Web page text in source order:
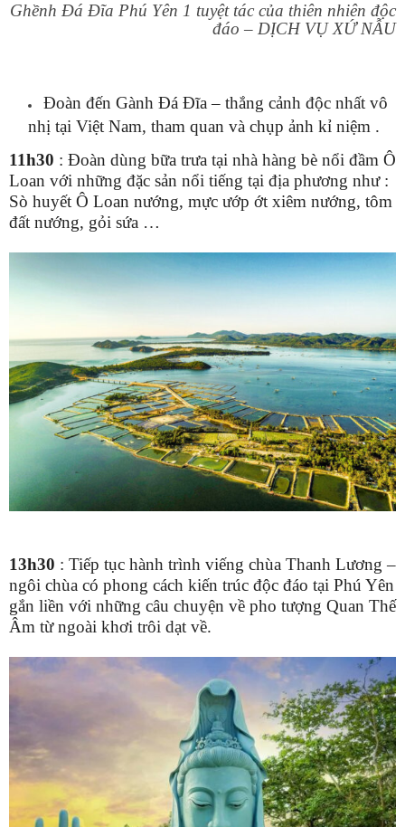
Ghềnh Đá Đĩa Phú Yên 1 tuyệt tác của thiên nhiên độc
đáo – DỊCH VỤ XỨ NẪU
Đoàn đến Gành Đá Đĩa – thắng cảnh độc nhất vô
nhị tại Việt Nam, tham quan và chụp ảnh kỉ niệm .
11h30 : Đoàn dùng bữa trưa tại nhà hàng bè nổi đầm Ô
Loan với những đặc sản nổi tiếng tại địa phương như:
Sò huyết Ô Loan nướng, mực ướp ớt xiêm nướng, tôm
đất nướng, gỏi sứa …
13h30 : Tiếp tục hành trình viếng chùa Thanh Lương –
ngôi chùa có phong cách kiến trúc độc đáo tại Phú Yên
gắn liền với những câu chuyện về pho tượng Quan Thế
Âm từ ngoài khơi trôi dạt về.